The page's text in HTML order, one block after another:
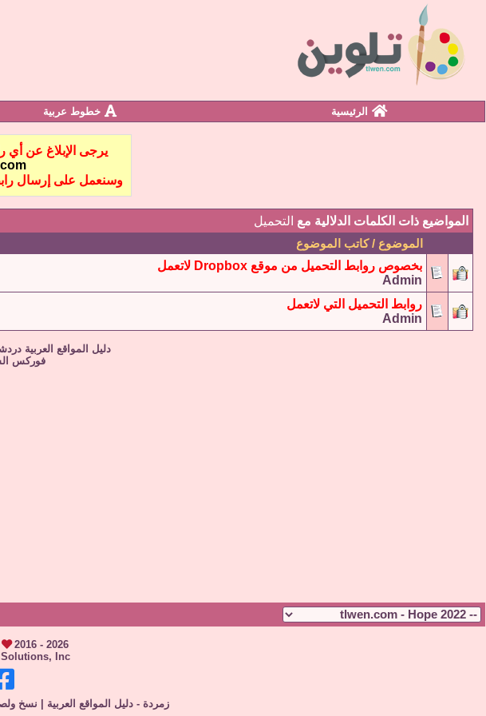
الرئيسية خطوط عربية
يرجى الإبلاغ عن أي
وسنعمل على إرسال
المواضيع ذات الكلمات الدلالية مع التحميل
الموضوع / كاتب الموضوع
بخصوص روابط التحميل من موقع Dropbox لاتعمل
Admin
روابط التحميل التي لاتعمل
Admin
دليل المواقع العربية
فوركس
2016 - 2026
Inc.
زمردة - دليل المواقع العربية نسخ